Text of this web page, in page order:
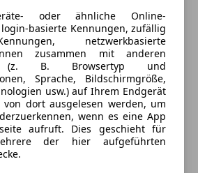
oder ähnliche Online-
basierte Kennungen, zufällig
netzwerkbasierte
zusammen mit anderen
(z. B. Browsertyp und
Sprache, Bildschirmgröße,
usw.) auf Ihrem Endgerät
dort ausgelesen werden, um
wenn es eine App
aufruft. Dies geschieht für
der hier aufgeführten